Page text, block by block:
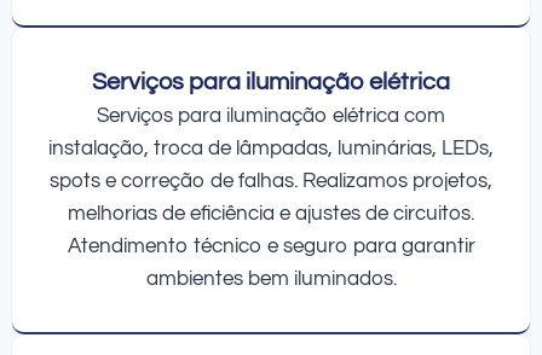
Serviços para iluminação elétrica
Serviços para iluminação elétrica com
instalação, troca de lâmpadas, luminárias, LEDs,
spots e correção de falhas. Realizamos projetos,
melhorias de eficiência e ajustes de circuitos.
Atendimento técnico e seguro para garantir
ambientes bem iluminados.